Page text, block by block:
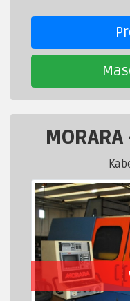
MORARA